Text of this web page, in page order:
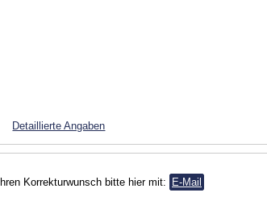
Detaillierte Angaben
Korrekturwunsch bitte hier mit: E-Mail